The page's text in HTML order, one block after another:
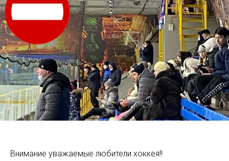
Внимание уважаемые любители хоккея!!